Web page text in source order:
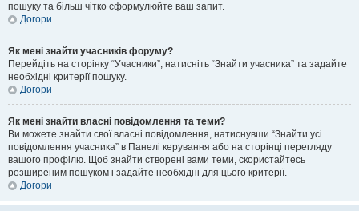
пошуку та більш чітко сформулюйте ваш запит.
Догори
Як мені знайти учасників форуму?
Перейдіть на сторінку “Учасники”, натисніть “Знайти учасника” та задайте
необхідні критерії пошуку.
Догори
Як мені знайти власні повідомлення та теми?
Ви можете знайти свої власні повідомлення, натиснувши “Знайти усі
повідомлення учасника” в Панелі керування або на сторінці перегляду
вашого профілю. Щоб знайти створені вами теми, скористайтесь
розширеним пошуком і задайте необхідні для цього критерії.
Догори